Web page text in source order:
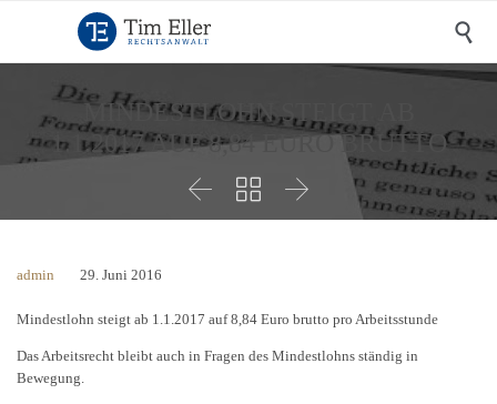

MINDESTLOHN STEIGT AB
1.1.2017 AUF 8,84 EURO BRUTTO
  
admin 29. Juni 2016
Mindestlohn steigt ab 1.1.2017 auf 8,84 Euro brutto pro Arbeitsstunde
Das Arbeitsrecht bleibt auch in Fragen des Mindestlohns ständig in
Bewegung.